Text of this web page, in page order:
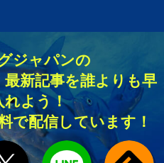
ジャパンの
新記事を誰よりも早
れよう！
で配信しています！